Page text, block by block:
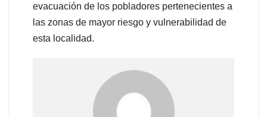
evacuación de los pobladores pertenecientes a
las zonas de mayor riesgo y vulnerabilidad de
esta localidad.